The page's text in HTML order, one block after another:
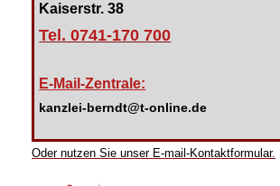
Kaiserstr. 38
Tel. 0741-170 700
E-Mail-Zentrale:
kanzlei-berndt@t-online.de
Oder nutzen Sie unser E-mail-Kontaktformular.